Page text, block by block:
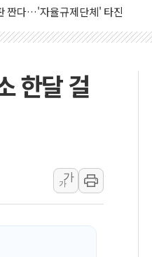
우려 후퇴…S&P500 최고치
…"26일까지 의혹 소명" 요구
소에 9월 동결 전망 우세
위협정' 체결… 이스라엘·이란 위
장은 "또 개입했나" 촉각
...美 고용 쇼크에 반도체주 '활짝'
한달 걸
가
가